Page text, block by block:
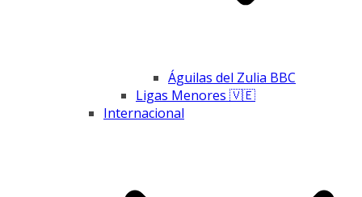
Águilas del Zulia BBC
Ligas Menores 🇻🇪
Internacional